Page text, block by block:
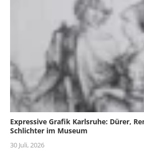
Expressive Grafik Karlsruhe: Dürer,
Schlichter im Museum
30 Juli, 2026